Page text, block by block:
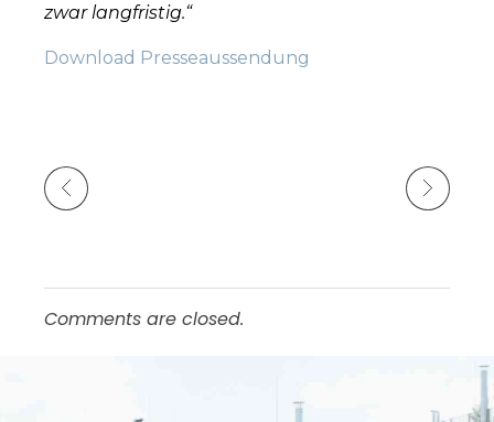
zwar langfristig.“
Download Presseaussendung
Comments are closed.